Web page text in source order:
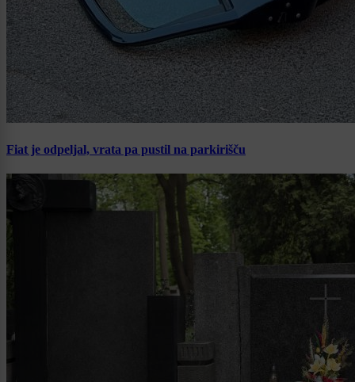
Fiat je odpeljal, vrata pa pustil na parkirišču